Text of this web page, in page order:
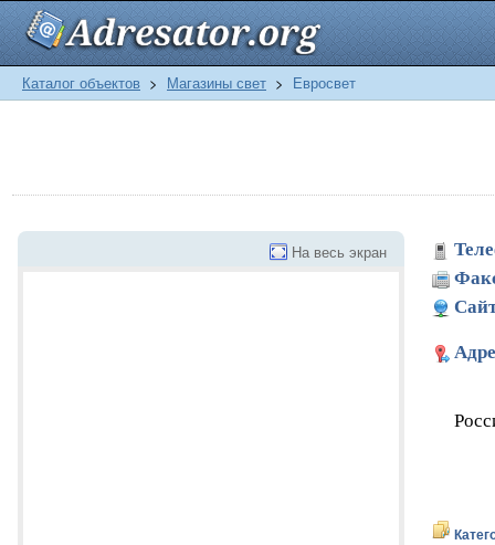
Каталог объектов > Магазины свет > Евросвет
На весь экран